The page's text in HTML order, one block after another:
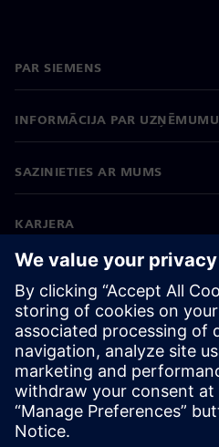
PAR SIEMENS
INFORMĀCIJA PAR UZŅĒMUMU
SAZINIETIES AR MUMS
KARJERA
©Siemens 2026
Korporatīvā informācija
Privātuma politika
Sīkdatņu iestatījumi